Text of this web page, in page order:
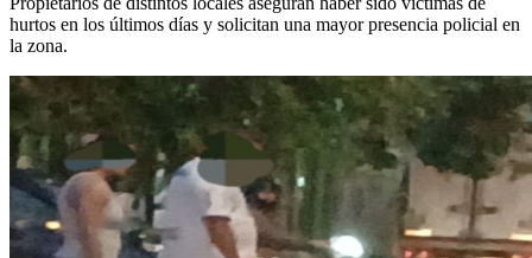
hurtos en los últimos días y solicitan una mayor presencia policial en
la zona.